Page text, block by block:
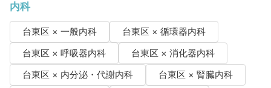
内科
台東区 × 一般内科
台東区 × 循環器内科
台東区 × 呼吸器内科
台東区 × 消化器内科
台東区 × 内分泌・代謝内科
台東区 × 腎臓内科